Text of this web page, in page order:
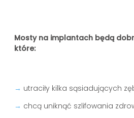
Mosty na implantach będą
które:
→ utraciły kilka sąsiadujących
→ chcą uniknąć szlifowania